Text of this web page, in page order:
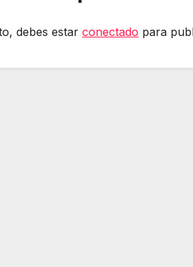
debes estar conectado para